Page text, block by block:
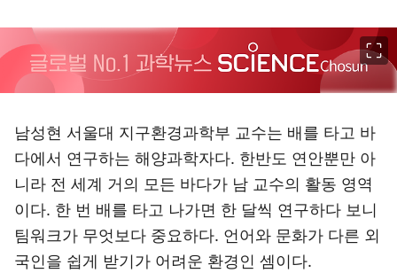
남성현 서울대 지구환경과학부 교수는 배를 타고 바
다에서 연구하는 해양과학자다. 한반도 연안뿐만 아
니라 전 세계 거의 모든 바다가 남 교수의 활동 영역
이다. 한 번 배를 타고 나가면 한 달씩 연구하다 보니
팀워크가 무엇보다 중요하다. 언어와 문화가 다른 외
국인을 쉽게 받기가 어려운 환경인 셈이다.